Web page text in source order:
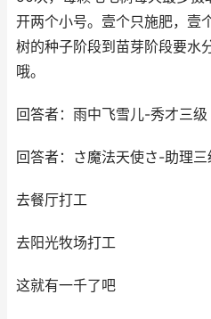
开两个小号。壹个只施肥，壹
树的种子阶段到苗芽阶段要水
哦。
回答者：雨中飞雪儿-秀才三
回答者：さ魔法天使さ-助理
去餐厅打工
去阳光牧场打工
这就有一千了吧